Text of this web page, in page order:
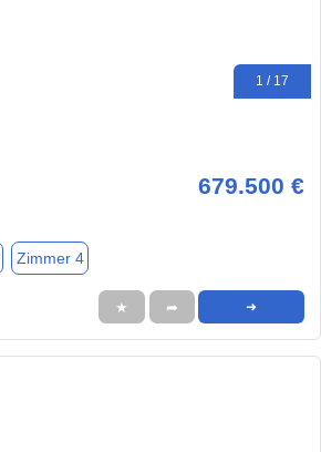
1 / 17
679.500 €
Zimmer 4
★ ➦ ➜